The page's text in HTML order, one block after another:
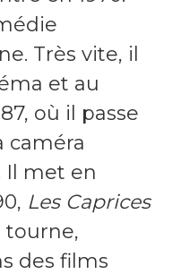
Très vite, il
et au
où il passe
caméra
Il met en
Les Caprices
tourne,
des films